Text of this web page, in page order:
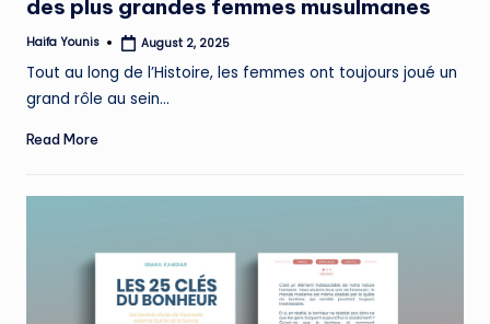
des plus grandes femmes musulmanes
Posted
Haifa Younis August 2, 2025
Tout au long de l’Histoire, les femmes ont toujours joué un
grand rôle au sein…
Read More